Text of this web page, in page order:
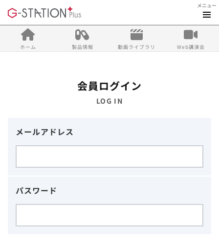
メニュー
ホーム 製品情報 動画ライブラリ Web講演会
会員ログイン
LOG IN
メールアドレス
パスワード